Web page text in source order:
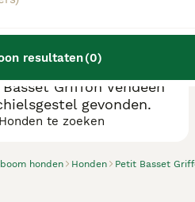
resultaten(0)
honden Honden Petit Basset
Griffon Vendéen
gevonden.
te zoeken